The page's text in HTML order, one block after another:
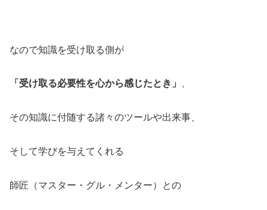
なので知識を受け取る側が
「受け取る必要性を心から感じたとき」 、
その知識に付随する諸々のツールや出来事、
そして学びを与えてくれる
師匠（マスター・グル・メンター）との